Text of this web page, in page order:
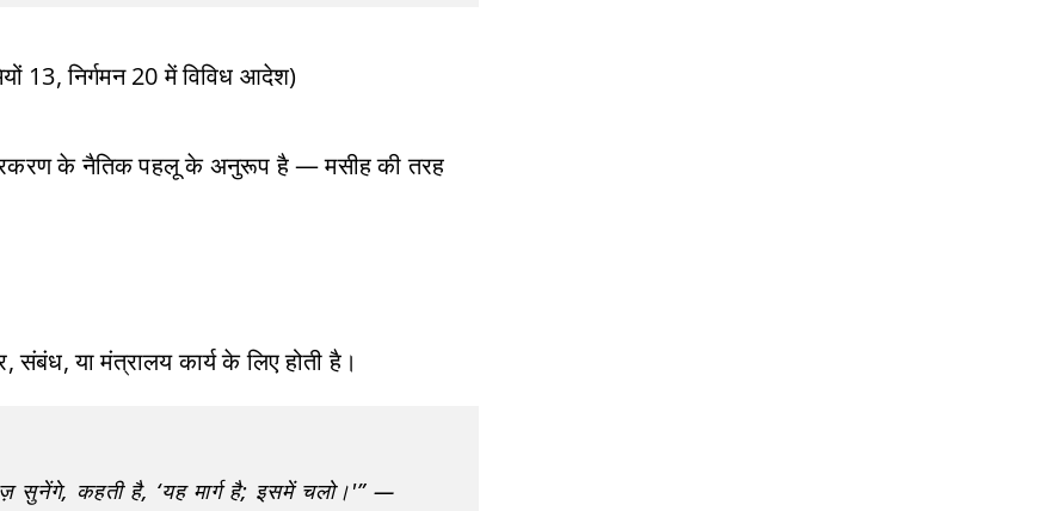
13, निर्गमन 20 में विविध आदेश)
के नैतिक पहलू के अनुरूप है — मसीह की तरह
संबंध, या मंत्रालय कार्य के लिए होती है।
सुनेंगे, कहती है, ‘यह मार्ग है; इसमें चलो।'” —